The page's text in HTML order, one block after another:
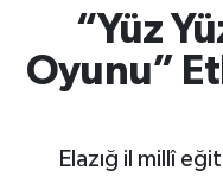
“Yüz
Oyunu”
Elazığ il millî
DÜNYA
EĞİTİM
EKONOMİ
Tüm Manşetler
Son Dakika
Haber Arşivi